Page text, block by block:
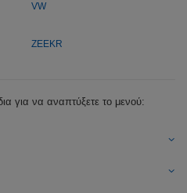
VW
ZEEKR
για να αναπτύξετε το μενού: